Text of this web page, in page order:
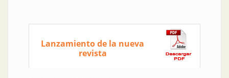
Lanzamiento de la nueva
revista